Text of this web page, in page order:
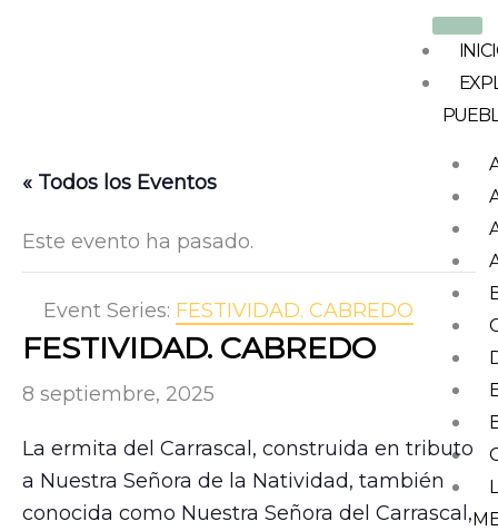
« Todos los Eventos
Este evento ha pasado.
Event Series: FESTIVIDAD. CABREDO
FESTIVIDAD. CABREDO
8 septiembre, 2025
La ermita del Carrascal, construida en tributo
a Nuestra Señora de la Natividad, también
conocida como Nuestra Señora del Carrascal,